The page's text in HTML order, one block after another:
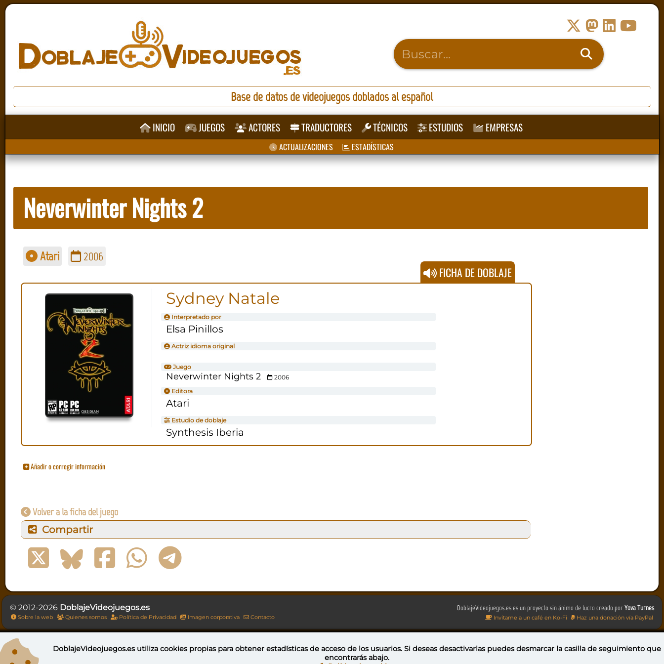
Base de datos de videojuegos doblados al español
INICIO JUEGOS ACTORES TRADUCTORES TÉCNICOS ESTUDIOS EMPRESAS
ACTUALIZACIONES ESTADÍSTICAS
Neverwinter Nights 2
Atari 2006
FICHA DE DOBLAJE
Sydney Natale
Interpretado por
Elsa Pinillos
Actriz idioma original
Juego
Neverwinter Nights 2
2006
Editora
Atari
Estudio de doblaje
Synthesis Iberia
Añadir o corregir información
Volver a la ficha del juego
Compartir
DoblajeVideojuegos.es es un proyecto sin ánimo de lucro creado porYova Turnes
Invítame a un café en Ko-Fi Haz una donación vía PayPal
© 2012-2026 DoblajeVideojuegos.es
Sobre la web Quienes somos Política de Privacidad Imagen corporativa Contacto
Esta obra está bajo una licencia de Creative Commons Reconocimiento-NoComercial-CompartirIgual 4.0 Internacional
DoblajeVideojuegos.es utilizacookies propiaspara obtener estadísticas de acceso de los usuarios. Si deseas desactivarlas puedesdesmarcar la casilla de seguimiento que
encontrarás abajo.